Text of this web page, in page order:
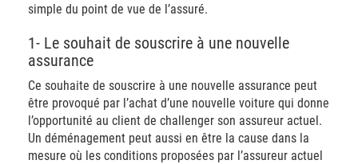
simple du point de vue de l’assuré.
1- Le souhait de souscrire à une nouvelle
assurance
Ce souhaite de souscrire à une nouvelle assurance peut
être provoqué par l’achat d’une nouvelle voiture qui donne
l’opportunité au client de challenger son assureur actuel.
Un déménagement peut aussi en être la cause dans la
mesure où les conditions proposées par l’assureur actuel